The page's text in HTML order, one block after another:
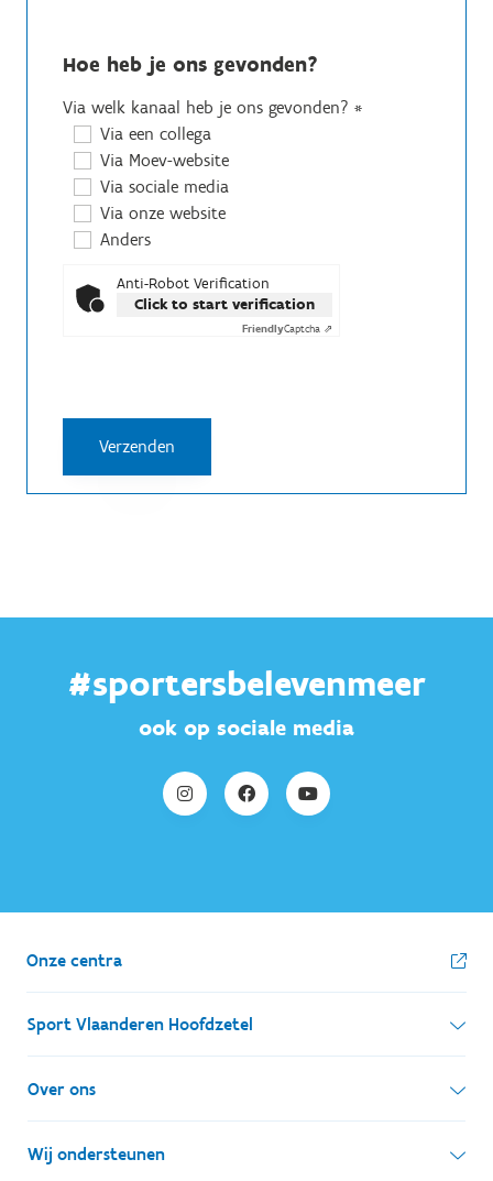
Hoe heb je ons gevonden?
Via welk kanaal heb je ons gevonden? *
Via een collega
Via Moev-website
Via sociale media
Via onze website
Anders
Anti-Robot Verification
Click to start verification
FriendlyCaptcha ⇗
#sportersbelevenmeer
ook op sociale media
Onze centra
Sport Vlaanderen Hoofdzetel
Simon Bolivarlaan 17
1000 Brussel
Ondernemingsnummer: BE 0248.142.826
Over ons
Wie zijn we, wat doen we
Wij ondersteunen